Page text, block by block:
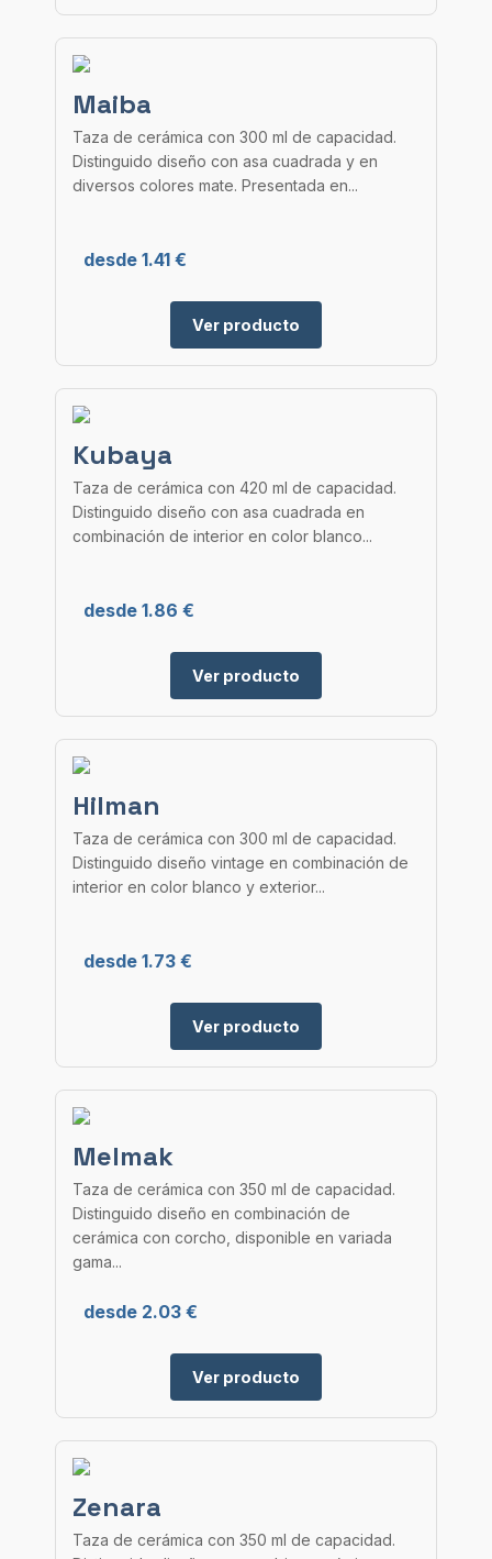
Maiba
Taza de cerámica con 300 ml de capacidad.
Distinguido diseño con asa cuadrada y en
diversos colores mate. Presentada en...
desde 1.41 €
Ver producto
Kubaya
Taza de cerámica con 420 ml de capacidad.
Distinguido diseño con asa cuadrada en
combinación de interior en color blanco...
desde 1.86 €
Ver producto
Hilman
Taza de cerámica con 300 ml de capacidad.
Distinguido diseño vintage en combinación de
interior en color blanco y exterior...
desde 1.73 €
Ver producto
Melmak
Taza de cerámica con 350 ml de capacidad.
Distinguido diseño en combinación de
cerámica con corcho, disponible en variada
gama...
desde 2.03 €
Ver producto
Zenara
Taza de cerámica con 350 ml de capacidad.